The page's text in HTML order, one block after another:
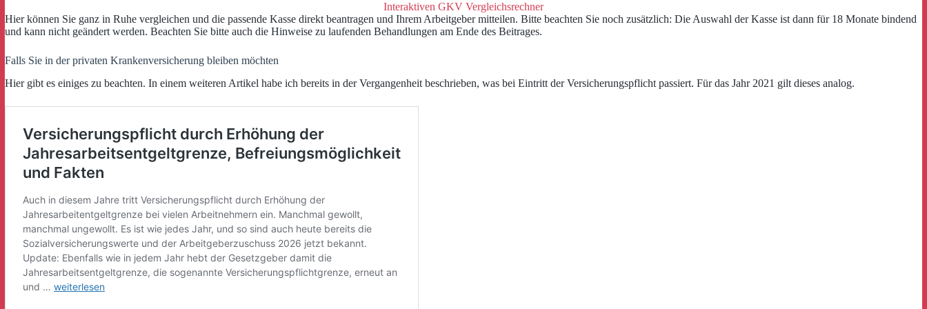
Interaktiven GKV Vergleichsrechner
Hier können Sie ganz in Ruhe vergleichen und die passende Kasse direkt beantragen und Ihrem Arbeitgeber mitteilen. Bitte beachten Sie noch zusätzlich: Die Auswahl der Kasse ist dann für 18 Monate bindend
und kann nicht geändert werden. Beachten Sie bitte auch die Hinweise zu laufenden Behandlungen am Ende des Beitrages.
Falls Sie in der privaten Krankenversicherung bleiben möchten
Hier gibt es einiges zu beachten. In einem weiteren Artikel habe ich bereits in der Vergangenheit beschrieben, was bei Eintritt der Versicherungspflicht passiert. Für das Jahr 2021 gilt dieses analog.